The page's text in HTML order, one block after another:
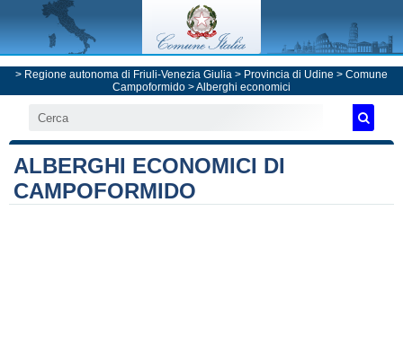
> Regione autonoma di Friuli-Venezia Giulia > Provincia di Udine > Comune
Campoformido > Alberghi economici
ALBERGHI ECONOMICI DI
CAMPOFORMIDO